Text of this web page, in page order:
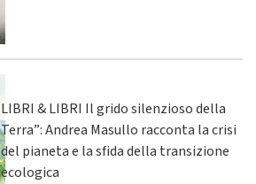
LIBRI & LIBRI Il grido silenzioso della
Terra”: Andrea Masullo racconta la crisi
del pianeta e la sfida della transizione
ecologica